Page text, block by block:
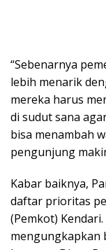
“Sebenarnya
lebih menarik
mereka harus
di sudut sana
bisa menambah
pengunjung
Kabar baiknya,
daftar prioritas
(Pemkot)
mengungkapkan